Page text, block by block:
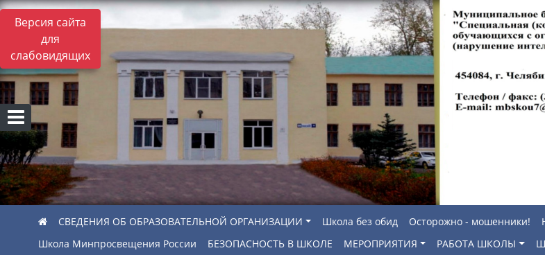
Версия сайта
для
слабовидящих
СВЕДЕНИЯ ОБ ОБРАЗОВАТЕЛЬНОЙ ОРГАНИЗАЦИИ Школа без обид Осторожно - мошенники!
Школа Минпросвещения России
БЕЗОПАСНОСТЬ В ШКОЛЕ МЕРОПРИЯТИЯ РАБОТА ШКОЛЫ